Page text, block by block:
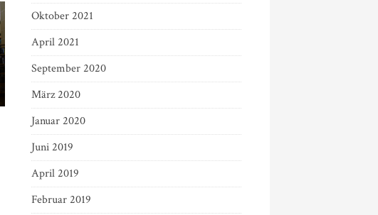
Oktober 2021
April 2021
September 2020
März 2020
Januar 2020
Juni 2019
April 2019
Februar 2019